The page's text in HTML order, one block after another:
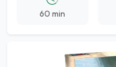
60 min